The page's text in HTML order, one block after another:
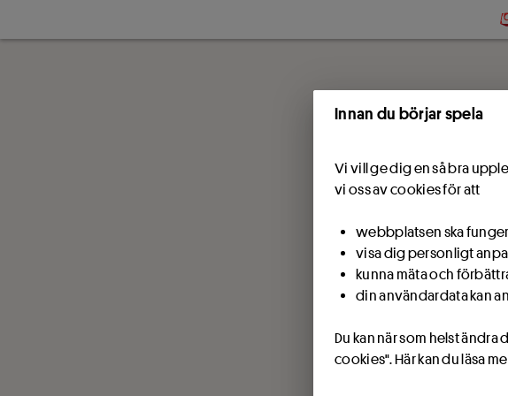
Innan du börjar spela
Vi vill ge dig en så bra
vi oss av cookies för att
webbplatsen ska
visa dig personligt
kunna mäta och
din användardata kan
Du kan när som helst
cookies". Här kan du läsa